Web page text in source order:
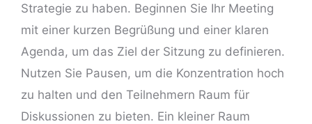
Strategie zu haben. Beginnen Sie Ihr Meeting
mit einer kurzen Begrüßung und einer klaren
Agenda, um das Ziel der Sitzung zu definieren.
Nutzen Sie Pausen, um die Konzentration hoch
zu halten und den Teilnehmern Raum für
Diskussionen zu bieten. Ein kleiner Raum